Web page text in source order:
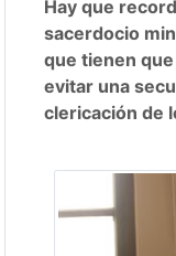
Hay que
sacerdocio
que tienen
evitar una
clericación de